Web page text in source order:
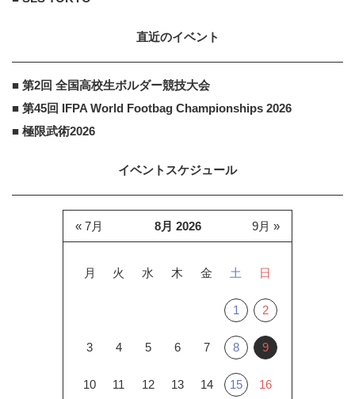
直近のイベント
■ 第2回 全国高校生ボルダー競技大会
■ 第45回 IFPA World Footbag Championships 2026
■ 極限武術2026
イベントスケジュール
8月 2026
月 火 水 木 金 土 日
1 2
3 4 5 6 7 8 9
10 11 12 13 14 15 16
« 7月 9月 »